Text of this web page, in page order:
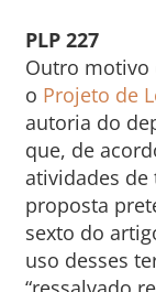
PLP 227
Outro motivo
o Projeto de
autoria do
que, de
atividades de
proposta
sexto do
uso desses